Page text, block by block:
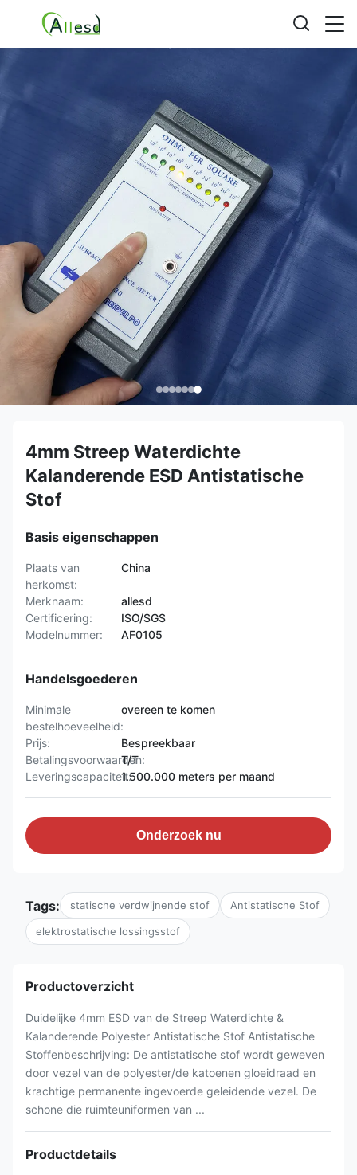
4mm Streep Waterdichte
Kalanderende ESD Antistatische
Stof
Basis eigenschappen
Plaats van
herkomst:
China
Merknaam:
allesd
Certificering:
ISO/SGS
Modelnummer:
AF0105
Handelsgoederen
Minimale
bestelhoeveelheid:
overeen te komen
Prijs:
Bespreekbaar
Betalingsvoorwaarden:
T/T
Leveringscapaciteit:1.500.000 meters per maand
Onderzoek nu
Tags: statische verdwijnende stof Antistatische Stof
elektrostatische lossingsstof
Productoverzicht
Duidelijke 4mm ESD van de Streep Waterdichte &
Kalanderende Polyester Antistatische Stof Antistatische
Stoffenbeschrijving: De antistatische stof wordt geweven
door vezel van de polyester/de katoenen gloeidraad en
krachtige permanente ingevoerde geleidende vezel. De
schone die ruimteuniformen van ...
Productdetails